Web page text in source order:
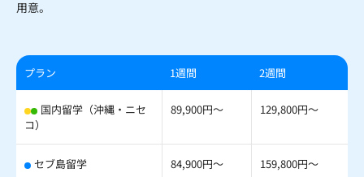
用意。
プラン 1週間 2週間
国内留学（沖縄・ニセ
コ）
89,900円〜 129,800円〜
セブ島留学 84,900円〜 159,800円〜